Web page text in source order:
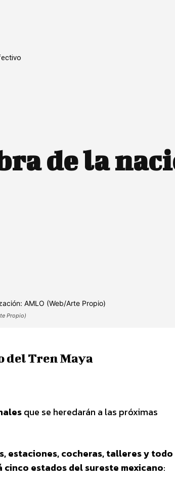
de la
Propio)
del Tren Maya
que se heredarán a las próximas
estaciones, cocheras, talleres y
estados del sureste mexicano: